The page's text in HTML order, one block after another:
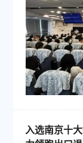
入选南京十